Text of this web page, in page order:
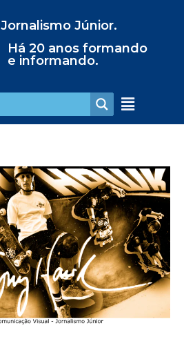
Jornalismo Júnior.
Há 20 anos formando
e informando.